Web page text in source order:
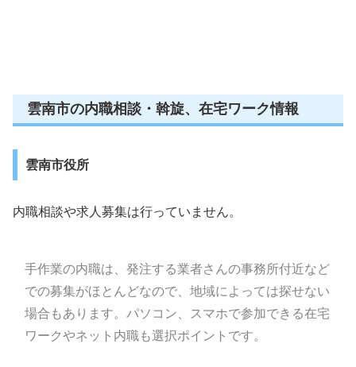
雲南市の内職相談・斡旋、在宅ワーク情報
雲南市役所
内職相談や求人募集は行っていません。
手作業の内職は、発注する業者さんの事務所付近など
での募集がほとんどなので、地域によっては探せない
場合もあります。パソコン、スマホで参加できる在宅
ワークやネット内職も選択ポイントです。